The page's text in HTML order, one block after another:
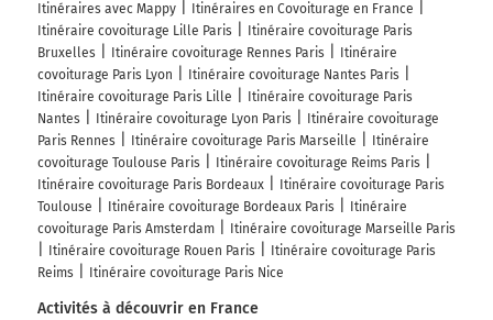
Itinéraires avec Mappy
Itinéraires en Covoiturage en France
Itinéraire covoiturage Lille Paris
Itinéraire covoiturage Paris
Bruxelles
Itinéraire covoiturage Rennes Paris
Itinéraire
covoiturage Paris Lyon
Itinéraire covoiturage Nantes Paris
Itinéraire covoiturage Paris Lille
Itinéraire covoiturage Paris
Nantes
Itinéraire covoiturage Lyon Paris
Itinéraire covoiturage
Paris Rennes
Itinéraire covoiturage Paris Marseille
Itinéraire
covoiturage Toulouse Paris
Itinéraire covoiturage Reims Paris
Itinéraire covoiturage Paris Bordeaux
Itinéraire covoiturage Paris
Toulouse
Itinéraire covoiturage Bordeaux Paris
Itinéraire
covoiturage Paris Amsterdam
Itinéraire covoiturage Marseille Paris
Itinéraire covoiturage Rouen Paris
Itinéraire covoiturage Paris
Reims
Itinéraire covoiturage Paris Nice
Activités à découvrir en France